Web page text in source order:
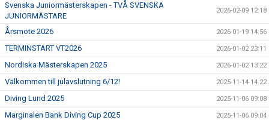
Svenska Juniormästerskapen - TVÅ SVENSKA
JUNIORMÄSTARE
2026-02-09 12:18
Årsmöte 2026 2026-01-19 14:56
TERMINSTART VT2026 2026-01-02 23:11
Nordiska Mästerskapen 2025 2026-01-02 13:22
Välkommen till julavslutning 6/12! 2025-11-14 14:22
Diving Lund 2025 2025-11-06 09:08
Marginalen Bank Diving Cup 2025 2025-11-06 09:04